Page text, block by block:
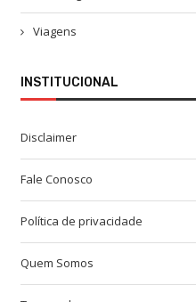
Viagens
INSTITUCIONAL
Disclaimer
Fale Conosco
Política de privacidade
Quem Somos